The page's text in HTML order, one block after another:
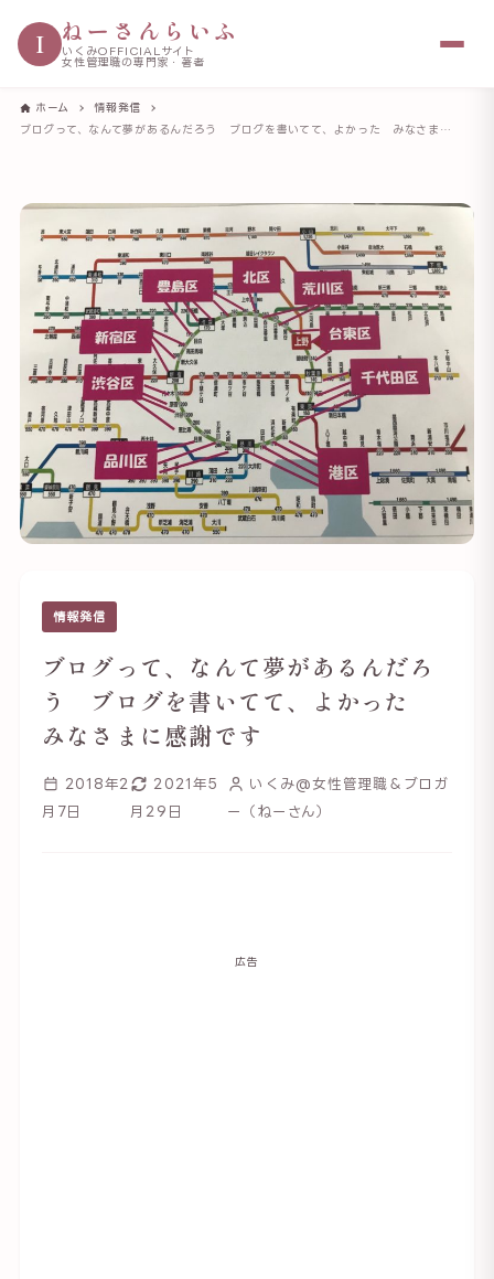
I ねーさんらいふ
いくみOFFICIALサイト
女性管理職の専門家・著者
ホーム
情報発信
ブログって、なんて夢があるんだろう ブログを書いてて、よかった みなさまに感謝です
情報発信
ブログって、なんて夢があるんだろ
う ブログを書いてて、よかった
みなさまに感謝です
2018年2
月7日
2021年5
月29日
いくみ@女性管理職＆ブロガ
ー（ねーさん）
広告